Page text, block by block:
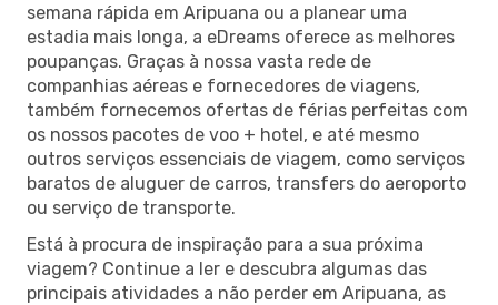
semana rápida em Aripuana ou a planear uma
estadia mais longa, a eDreams oferece as melhores
poupanças. Graças à nossa vasta rede de
companhias aéreas e fornecedores de viagens,
também fornecemos ofertas de férias perfeitas com
os nossos pacotes de voo + hotel, e até mesmo
outros serviços essenciais de viagem, como serviços
baratos de aluguer de carros, transfers do aeroporto
ou serviço de transporte.
Está à procura de inspiração para a sua próxima
viagem? Continue a ler e descubra algumas das
principais atividades a não perder em Aripuana, as